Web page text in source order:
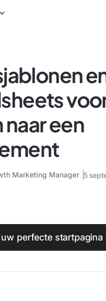
een
Marketing Manager 5
perfecte startpagina